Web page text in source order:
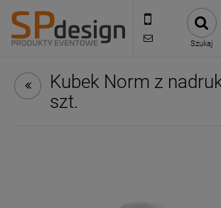
221002030
Szukaj
Kubek Norm z
szt.